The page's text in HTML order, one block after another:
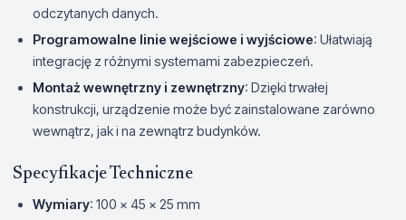
odczytanych danych.
Programowalne linie wejściowe i wyjściowe: Ułatwiają
integrację z różnymi systemami zabezpieczeń.
Montaż wewnętrzny i zewnętrzny: Dzięki trwałej
konstrukcji, urządzenie może być zainstalowane zarówno
wewnątrz, jak i na zewnątrz budynków.
Specyfikacje Techniczne
Wymiary: 100 x 45 x 25 mm